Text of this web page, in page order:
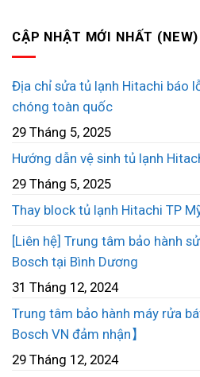
CẬP NHẬT MỚI NHẤT (NEW)
Địa chỉ sửa tủ lạnh Hitachi báo
chóng toàn quốc
29 Tháng 5, 2025
Hướng dẫn vệ sinh tủ lạnh
29 Tháng 5, 2025
Thay block tủ lạnh Hitachi TP
[Liên hệ] Trung tâm bảo hành
Bosch tại Bình Dương
31 Tháng 12, 2024
Trung tâm bảo hành máy rửa
Bosch VN đảm nhận】
29 Tháng 12, 2024